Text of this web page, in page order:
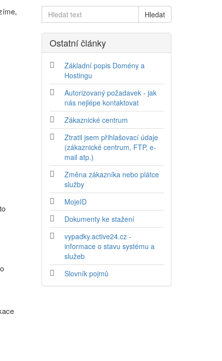
Ostatní články
Základní popis Domény a
Hostingu
Autorizovaný požadavek - jak
nás nejlépe kontaktovat
Zákaznické centrum
Ztratil jsem přihlašovací údaje
(zákaznické centrum, FTP, e-
mail atp.)
Změna zákazníka nebo plátce
služby
MojeID
Dokumenty ke stažení
vypadky.active24.cz -
informace o stavu systému a
služeb
Slovník pojmů